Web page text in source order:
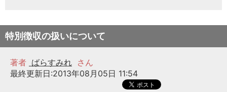
特別徴収の扱いについて
著者 ばらすみれ さん
最終更新日:2013年08月05日 11:54